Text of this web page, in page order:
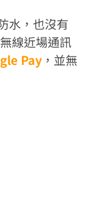
水，也沒有
線近場通訊
Pay ，並無